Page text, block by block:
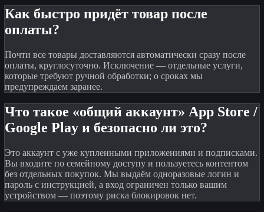
Как быстро придёт товар после
оплаты?
Почти все товары доставляются автоматически сразу после
оплаты, круглосуточно. Исключение — отдельные услуги,
которые требуют ручной обработки; о сроках мы
предупреждаем заранее.
Что такое «общий аккаунт» App Store /
Google Play и безопасно ли это?
Это аккаунт с уже купленными приложениями и подписками.
Вы входите по семейному доступу и пользуетесь контентом
без отдельных покупок. Мы выдаём одноразовые логин и
пароль с инструкцией, а вход ограничен только вашим
устройством — поэтому риска блокировок нет.